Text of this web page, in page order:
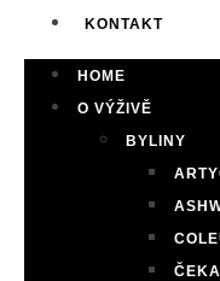
KONTAKT
HOME
O VÝŽIVĚ
BYLINY